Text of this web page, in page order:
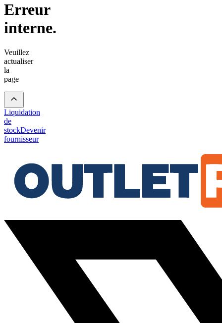
Erreur
interne.
Veuillez
actualiser
la
page
Liquidation
de
stockDevenir
fournisseur